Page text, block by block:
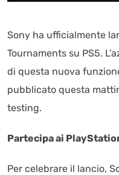
Sony ha ufficialmente
Tournaments su PS5.
di questa nuova
pubblicato questa
testing.
Partecipa ai
Per celebrare il lancio,